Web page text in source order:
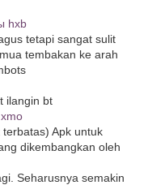
hxb
tetapi sangat sulit
tembakan ke arah
ilangin bt
Apk untuk
dikembangkan oleh
Seharusnya semakin